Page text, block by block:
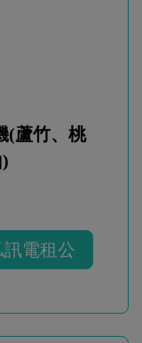
(蘆竹、桃
訊電租公